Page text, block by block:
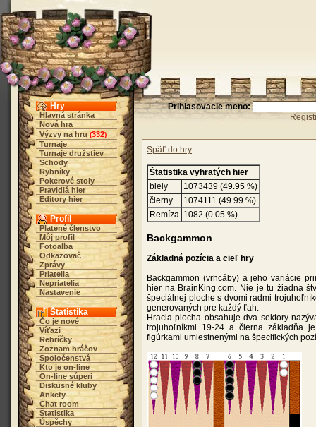
Hry
Hlavná stránka
Nová hra
Výzvy na hru (332)
Turnaje
Turnaje družstiev
Schody
Rybníky
Pokerové stoly
Pravidlá hier
Editory hier
Profil
Platené členstvo
Môj profil
Fotoalba
Odkazovač
Zprávy
Priatelia
Nepriatelia
Nastavenie
Štatistika
Čo je nové
Víťazi
Rebríčky
Zoznam hráčov
Spoločenstvá
Kto je on-line
On-line súperi
Diskusné kluby
Ankety
Chat room
Štatistika
Úspěchy
Prihlasovacie meno:
Späť do hry
Štatistika vyhratých hier
biely
1073439 (49.95 %)
čierny
1074111 (49.99 %)
Remíza 1082 (0.05 %)
Backgammon
Základná pozícia a cieľ hry
Backgammon (vrhcáby) a jeho variácie
hier na BrainKing.com. Nie je tu žiadna
špeciálnej ploche s dvomi radmi
generovaných pre každý ťah.
Hracia plocha obsahuje dva sektory
trojuhoľníkmi 19-24 a čierna základňa
figúrkami umiestnenými na špecifických